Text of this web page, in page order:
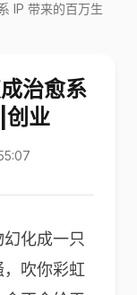
IP 带来的百万生
治愈系
创业
化成一只
吹你彩虹